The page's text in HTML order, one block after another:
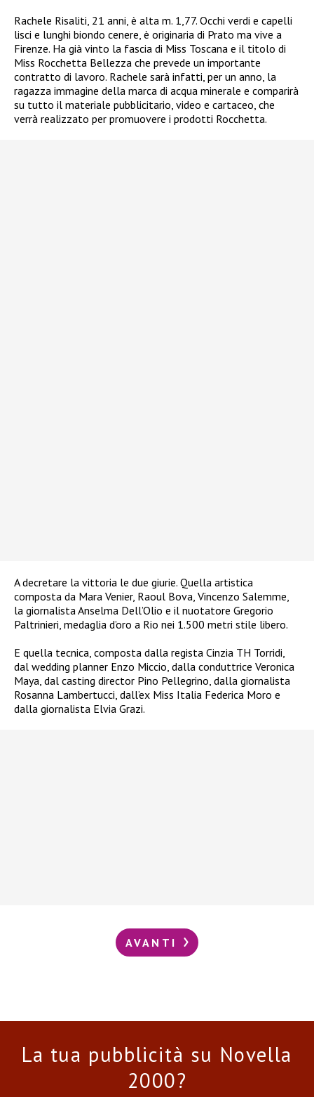
Rachele Risaliti, 21 anni, è alta m. 1,77. Occhi verdi e capelli
lisci e lunghi biondo cenere, è originaria di Prato ma vive a
Firenze. Ha già vinto la fascia di Miss Toscana e il titolo di
Miss Rocchetta Bellezza che prevede un importante
contratto di lavoro. Rachele sarà infatti, per un anno, la
ragazza immagine della marca di acqua minerale e comparirà
su tutto il materiale pubblicitario, video e cartaceo, che
verrà realizzato per promuovere i prodotti Rocchetta.
A decretare la vittoria le due giurie. Quella artistica
composta da Mara Venier, Raoul Bova, Vincenzo Salemme,
la giornalista Anselma Dell’Olio e il nuotatore Gregorio
Paltrinieri, medaglia d’oro a Rio nei 1.500 metri stile libero.
E quella tecnica, composta dalla regista Cinzia TH Torridi,
dal wedding planner Enzo Miccio, dalla conduttrice Veronica
Maya, dal casting director Pino Pellegrino, dalla giornalista
Rosanna Lambertucci, dall’ex Miss Italia Federica Moro e
dalla giornalista Elvia Grazi.
AVANTI
La tua pubblicità su Novella
2000?